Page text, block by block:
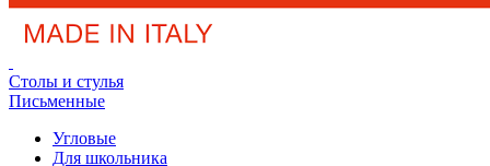
Столы и стулья
Письменные
Угловые
Для школьника